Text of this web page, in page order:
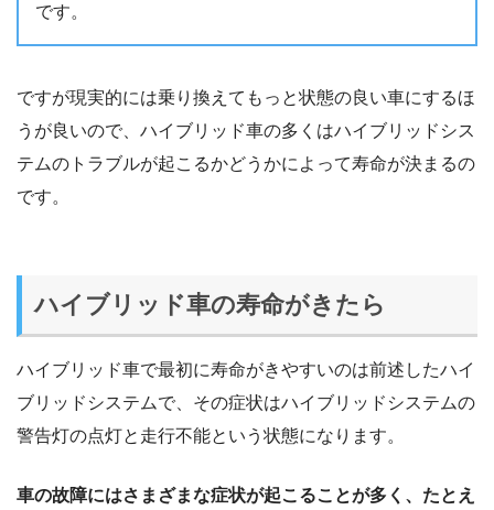
です。
ですが現実的には乗り換えてもっと状態の良い車にするほ
うが良いので、ハイブリッド車の多くはハイブリッドシス
テムのトラブルが起こるかどうかによって寿命が決まるの
です。
ハイブリッド車の寿命がきたら
ハイブリッド車で最初に寿命がきやすいのは前述したハイ
ブリッドシステムで、その症状はハイブリッドシステムの
警告灯の点灯と走行不能という状態になります。
車の故障にはさまざまな症状が起こることが多く、たとえ